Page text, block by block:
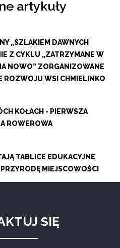
artykuły
„SZLAKIEM DAWNYCH
Z CYKLU „ZATRZYMANE W
NOWO” ZORGANIZOWANE
ROZWOJU WSI CHMIELINKO
KOŁACH - PIERWSZA
ROWEROWA
TABLICE EDUKACYJNE
MIEJSCOWOŚCI
SIĘ